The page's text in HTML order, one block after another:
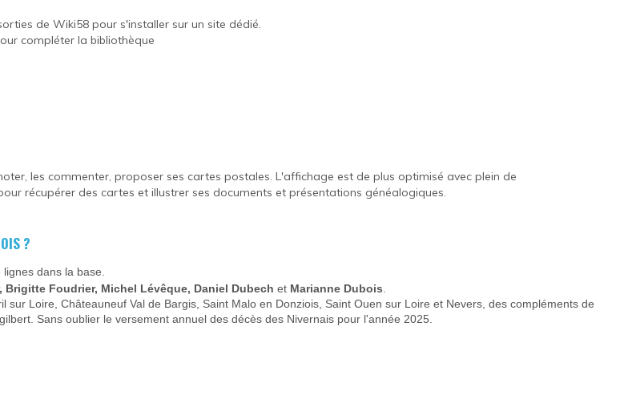
de Wiki58 pour s'installer sur un site dédié.
compléter la bibliothèque
les commenter, proposer ses cartes postales. L'affichage est de plus optimisé avec plein de
récupérer des cartes et illustrer ses documents et présentations généalogiques.
?
dans la base.
Foudrier, Michel Lévêque, Daniel Dubech et Marianne Dubois
sur Loire, Châteauneuf Val de Bargis, Saint Malo en Donziois, Saint Ouen sur Loire et Nevers, des compléments de
Sans oublier le versement annuel des décès des Nivernais pour l'année 2025.